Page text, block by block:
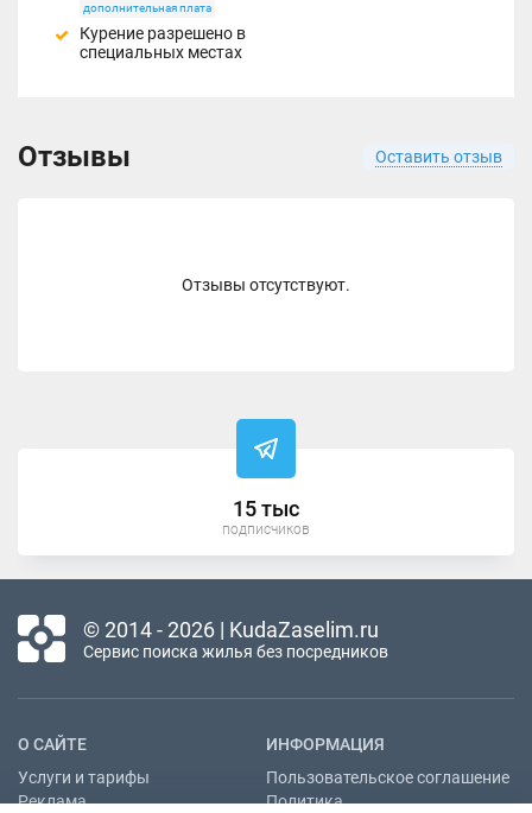
дополнительная плата
Курение разрешено в
специальных местах
Отзывы Оставить отзыв
Отзывы отсутствуют.
15 тыс
подписчиков
© 2014 - 2026 | KudaZaselim.ru
Сервис поиска жилья без посредников
О САЙТЕ
Услуги и тарифы
Реклама
ИНФОРМАЦИЯ
Пользовательское соглашение
Политика